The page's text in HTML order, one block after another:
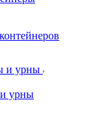
и урны
урны